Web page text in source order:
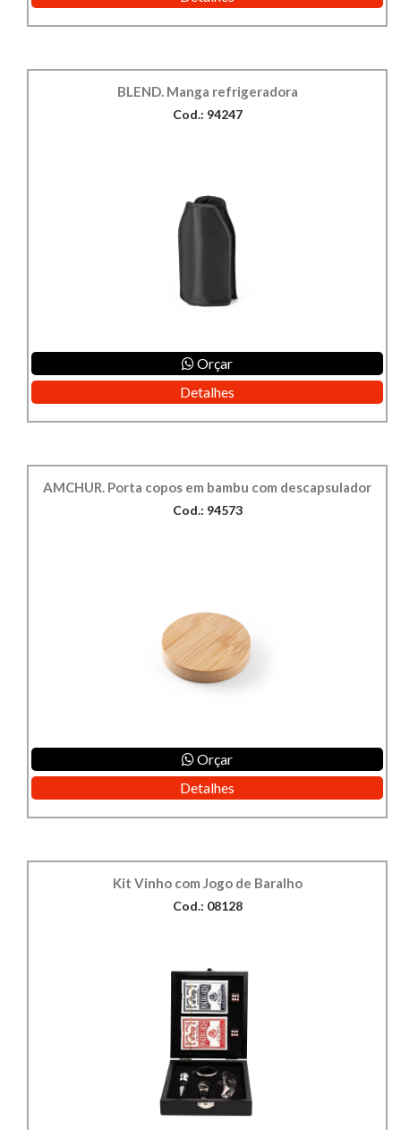
BLEND. Manga refrigeradora
Cod.: 94247
Orçar
Detalhes
AMCHUR. Porta copos em bambu com descapsulador
Cod.: 94573
Orçar
Detalhes
Kit Vinho com Jogo de Baralho
Cod.: 08128